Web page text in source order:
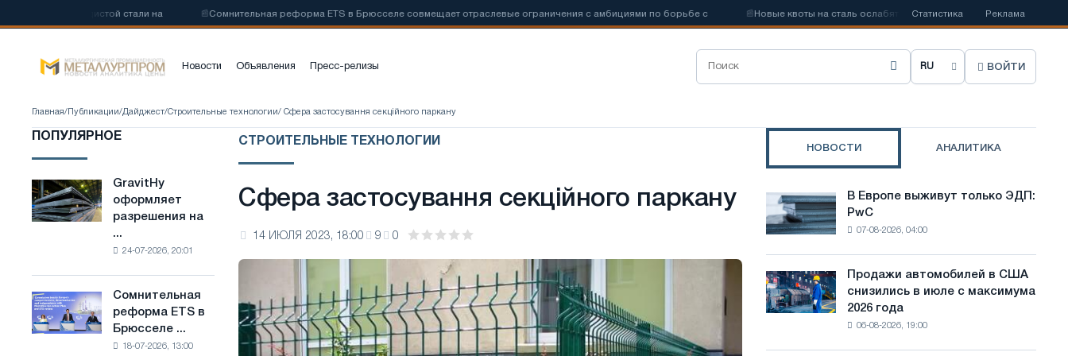
стали на Сомнительная реформа ETS в Брюсселе совмещает отраслевые ограничения с амбициями по борьбе с Новые квоты на сталь ослабят конкуренцию в Соединенном
Статистика Реклама
Новости Объявления Пресс-релизы
В
б
ь
з
ВОЙТИ
Главная/ Публикации/Дайджест/Строительные технологии/ Сфера застосування секційного паркану
ПОПУЛЯРНОЕ
GravitHy
оформляет
разрешения
строительство
производству
низкоуглеродистой
GravitHy
оформляет
разрешения на
...
24-07-2026, 20:01
Сомнительная
реформа
ETS
Сомнительная
реформа ETS в
Брюсселе ...
18-07-2026, 13:00
СТРОИТЕЛЬНЫЕ ТЕХНОЛОГИИ
Сфера застосування секційного паркану
14 ИЮЛЯ 2023, 18:00 9 0
НОВОСТИ АНАЛИТИКА
Европе
выживут
PwC
В Европе выживут только ЭДП:
PwC
07-08-2026, 04:00
Продажи
автомобилей
в
Продажи автомобилей в США
снизились в июле с максимума
2026 года
06-08-2026, 19:00